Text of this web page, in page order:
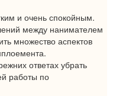
и очень спокойным.
между нанимателем
множество аспектов
ответах убрать
работы по